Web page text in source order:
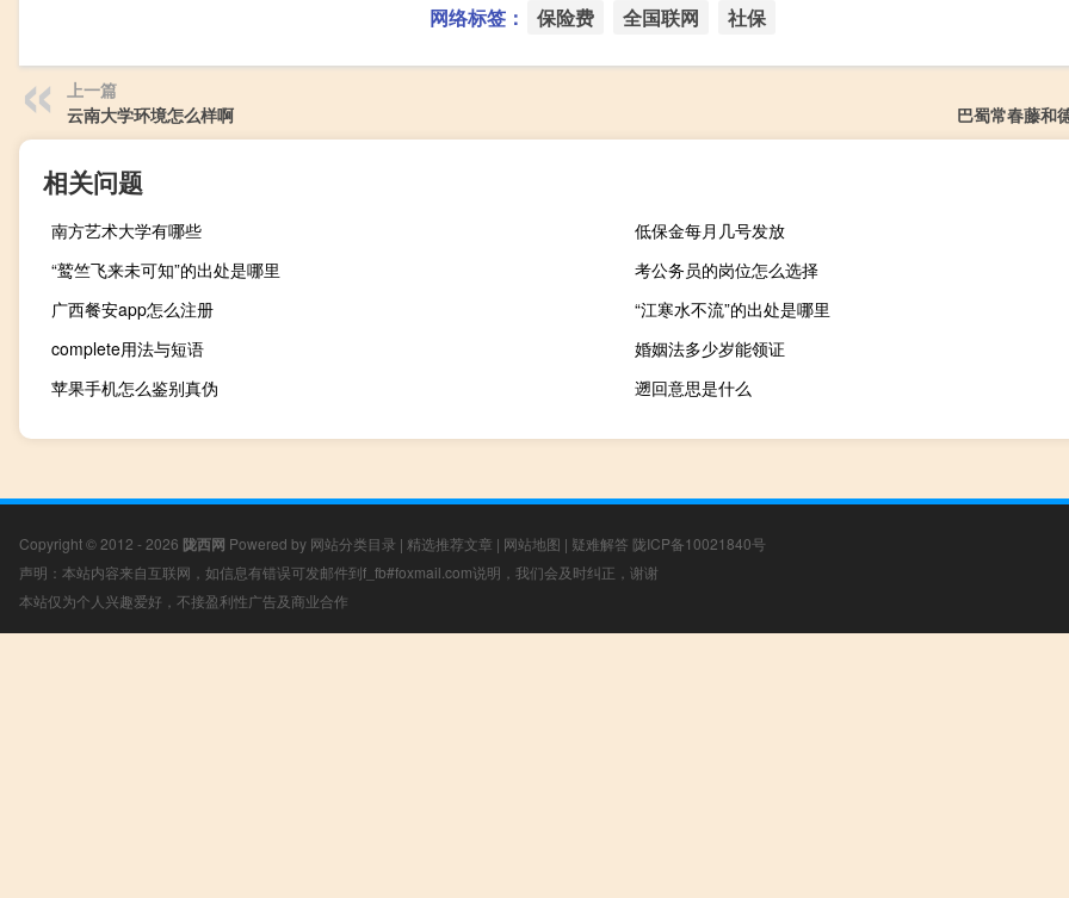
网络标签： 保险费 全国联网 社保
上一篇
云南大学环境怎么样啊
巴蜀常春藤和
相关问题
南方艺术大学有哪些
低保金每月几号发放
“鹫竺飞来未可知”的出处是哪里
考公务员的岗位怎么选择
广西餐安app怎么注册
“江寒水不流”的出处是哪里
complete用法与短语
婚姻法多少岁能领证
苹果手机怎么鉴别真伪
遡回意思是什么
Copyright © 2012 - 2026 陇西网 Powered by 网站分类目录 | 精选推荐文章 | 网站地图 | 疑难解答 陇ICP备10021840号
声明：本站内容来自互联网，如信息有错误可发邮件到f_fb#foxmail.com说明，我们会及时纠正，谢谢
本站仅为个人兴趣爱好，不接盈利性广告及商业合作